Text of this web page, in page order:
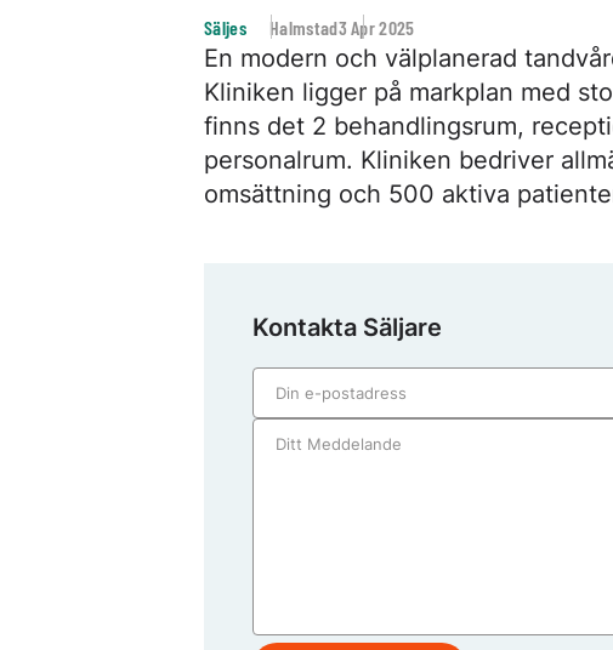
Säljes Halmstad3 Apr 2025
En modern och välplanerad
Kliniken ligger på markplan med
finns det 2 behandlingsrum,
personalrum. Kliniken bedriver
omsättning och 500 aktiva
Kontakta Säljare